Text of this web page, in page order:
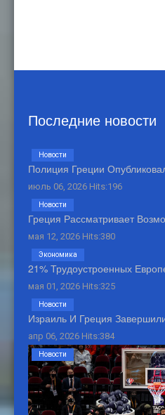
Последние новости
Полиция Греции
июль 06, 2026 Hits:196
Новости
Греция Рассматривает
мая 12, 2026 Hits:380
Новости
21% Трудоустроенных
мая 01, 2026 Hits:325
Экономика
Израиль И Греция
апр 06, 2026 Hits:384
Новости
Новости